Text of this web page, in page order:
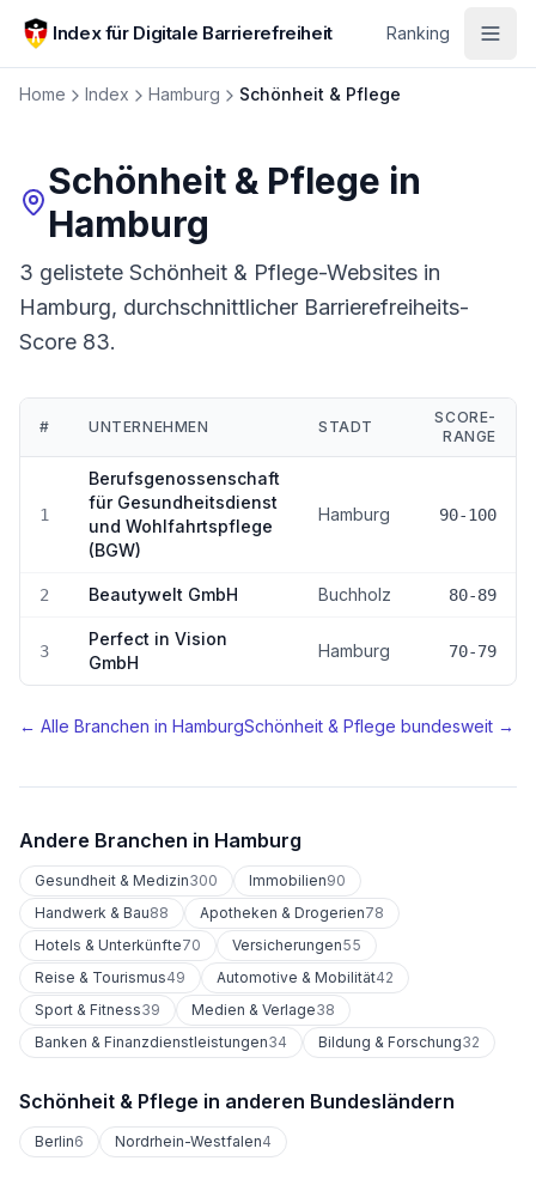
Zum Hauptinhalt springen
Index für Digitale Barrierefreiheit Ranking
Home Index Hamburg Schönheit & Pflege
Schönheit & Pflege in
Hamburg
3 gelistete Schönheit & Pflege-Websites in
Hamburg, durchschnittlicher Barrierefreiheits-
Score 83.
Ranking:Schönheit & Pflege in Hamburg
# UNTERNEHMEN STADT
SCORE-
RANGE
1
Berufsgenossenschaft
für Gesundheitsdienst
und Wohlfahrtspflege
(BGW)
Hamburg 90-100
2 Beautywelt GmbH Buchholz 80-89
3
Perfect in Vision
GmbH
Hamburg 70-79
← Alle Branchen in HamburgSchönheit & Pflege bundesweit →
Andere Branchen in Hamburg
Gesundheit & Medizin300 Immobilien90
Handwerk & Bau88 Apotheken & Drogerien78
Hotels & Unterkünfte70 Versicherungen55
Reise & Tourismus49 Automotive & Mobilität42
Sport & Fitness39 Medien & Verlage38
Banken & Finanzdienstleistungen34 Bildung & Forschung32
Schönheit & Pflege in anderen Bundesländern
Berlin6 Nordrhein-Westfalen4